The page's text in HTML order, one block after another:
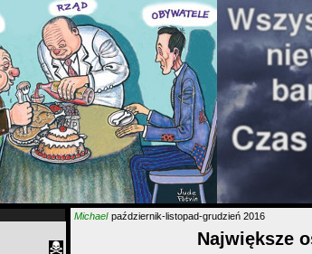
Michael październik-listopad-grudzień 2016
Największe